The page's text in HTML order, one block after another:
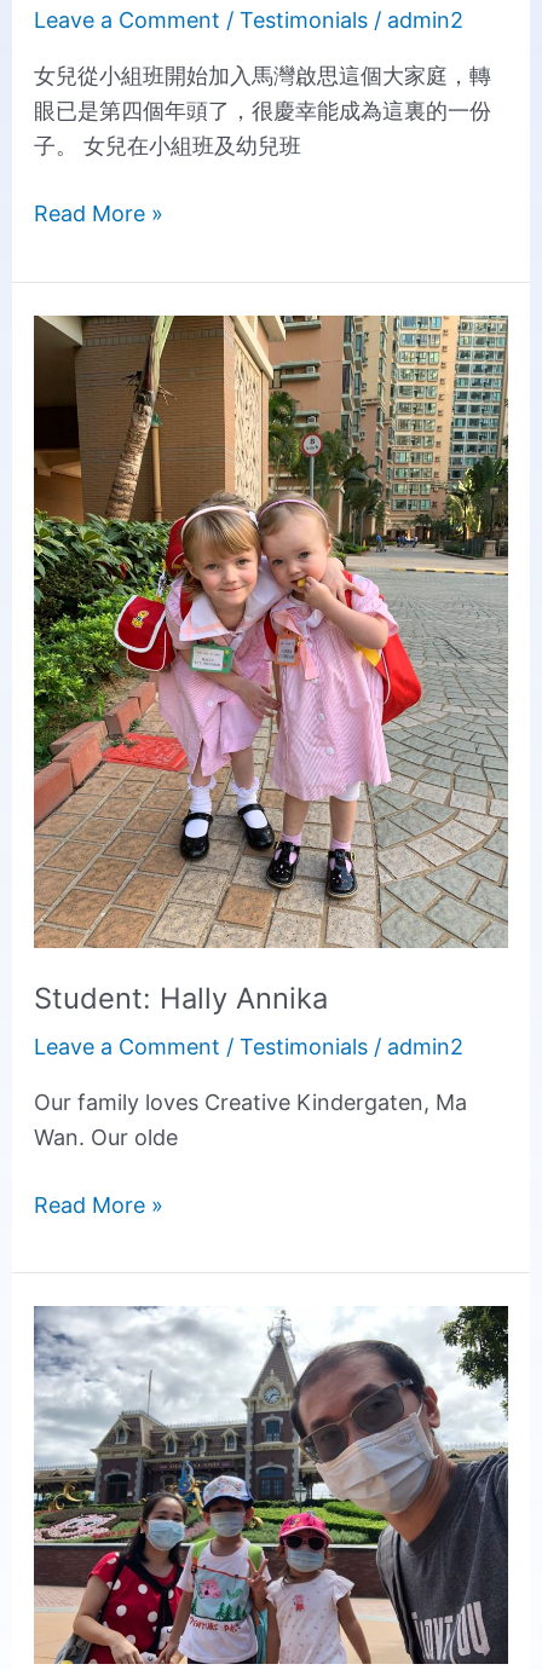
Leave a Comment / Testimonials/ admin2
女兒從小組班開始加入馬灣啟思這個大家庭，轉
眼已是第四個年頭了，很慶幸能成為這裏的一份
子。 女兒在小組班及幼兒班
Read More »
Student: Hally Annika
Leave a Comment / Testimonials/ admin2
Our family loves Creative Kindergaten, Ma
Wan. Our olde
Student:
Hally
Annika
Read More »
Students:
Chan
Yat
Long,
Chan
Yuet
Nga